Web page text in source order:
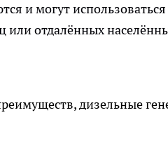
и могут
или отдалённых
дизельные